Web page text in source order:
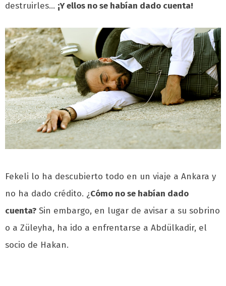
destruirles… ¡Y ellos no se habían dado cuenta!
Fekeli lo ha descubierto todo en un viaje a Ankara y
no ha dado crédito. ¿Cómo no se habían dado
cuenta? Sin embargo, en lugar de avisar a su sobrino
o a Züleyha, ha ido a enfrentarse a Abdülkadir, el
socio de Hakan.